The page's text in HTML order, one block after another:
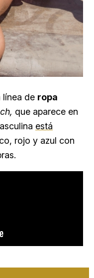
línea de ropa
que aparece en
está
rojo y azul con